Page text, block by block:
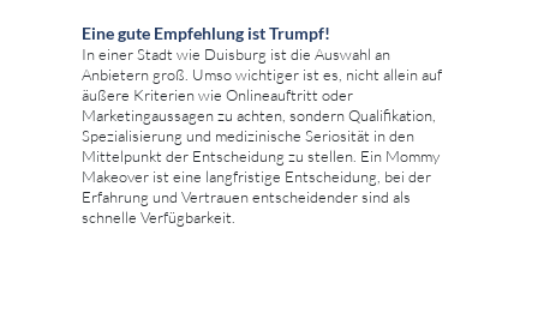
Eine gute Empfehlung ist Trumpf!
In einer Stadt wie Duisburg ist die Auswahl an
Anbietern groß. Umso wichtiger ist es, nicht allein auf
äußere Kriterien wie Onlineauftritt oder
Marketingaussagen zu achten, sondern Qualifikation,
Spezialisierung und medizinische Seriosität in den
Mittelpunkt der Entscheidung zu stellen. Ein Mommy
Makeover ist eine langfristige Entscheidung, bei der
Erfahrung und Vertrauen entscheidender sind als
schnelle Verfügbarkeit.